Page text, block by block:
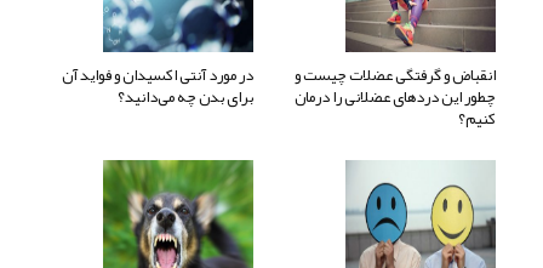
انقباض و گرفتگی عضلات چیست و
چطور این دردهای عضلانی را درمان
کنیم؟
در مورد آنتی اکسیدان و فواید آن
برای بدن چه می‌دانید؟